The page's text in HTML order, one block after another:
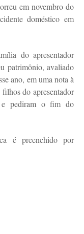
em novembro do
doméstico em
do apresentador
patrimônio, avaliado
ano, em uma nota à
do apresentador
e pediram o fim do
é preenchido por